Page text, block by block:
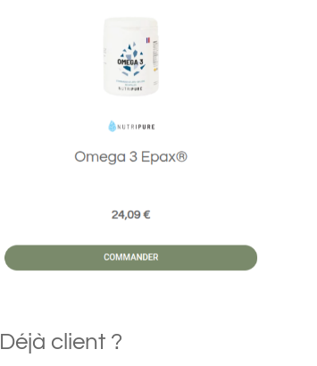
Déjà client ?